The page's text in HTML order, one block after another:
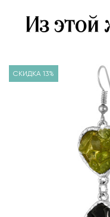
Из этой
СКИДКА 13%